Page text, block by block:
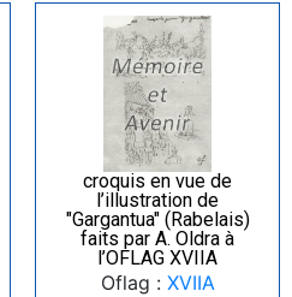
croquis en vue de
l’illustration de
"Gargantua" (Rabelais)
faits par A. Oldra à
l’OFLAG XVIIA
Oflag : XVIIA